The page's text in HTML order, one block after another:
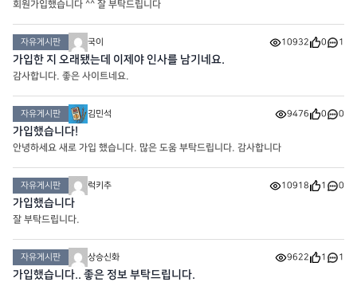
회원가입했습니다 ^^ 잘 부탁드립니다
자유게시판 국이 10932 0 1
가입한 지 오래됐는데 이제야 인사를 남기네요.
감사합니다. 좋은 사이트네요.
자유게시판 김민석 9476 0 0
가입했습니다!
안녕하세요 새로 가입 했습니다. 많은 도움 부탁드립니다. 감사합니다
자유게시판 럭키추 10918 1 0
가입했습니다
잘 부탁드립니다.
자유게시판 상승신화 9622 1 1
가입했습니다.. 좋은 정보 부탁드립니다.